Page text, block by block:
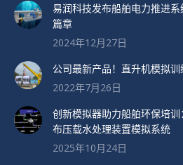
易润科技发布船舶电力推进
篇章
2024年12月27日
公司最新产品！直升机模拟训
2022年7月26日
创新模拟器助力船舶环保培
布压载水处理装置模拟系统
2025年10月24日